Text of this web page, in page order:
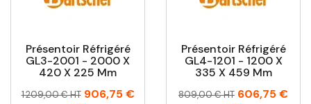
Présentoir Réfrigéré
GL3-2001 - 2000 X
420 X 225 Mm
Prix
Prix
1 209,00 € HT 906,75 €
Présentoir Réfrigéré
GL4-1201 - 1200 X
335 X 459 Mm
Prix
Prix
809,00 € HT 606,75 €